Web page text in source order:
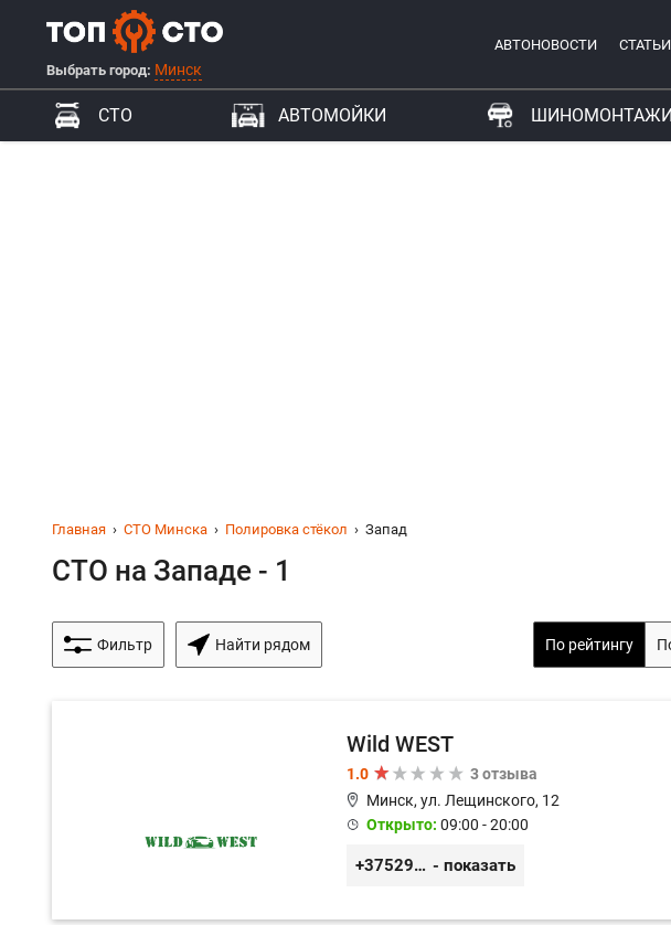
Выбрать город: Минск
АВТОНОВОСТИ СТАТЬИ
СТО АВТОМОЙКИ ШИНОМОНТАЖИ
Главная СТО Минска Полировка стёкол Запад
СТО на Западе - 1
Фильтр Найти рядом По рейтингу
Wild WEST
1.0
3 отзыва
Минск, ул. Лещинского, 12
Открыто: 09:00 - 20:00
+375296571100 - показать